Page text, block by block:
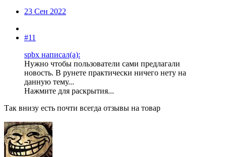
23 Сен 2022
#11
spbx написал(а):
Нужно чтобы пользователи сами предлагали
новость. В рунете практически ничего нету на
данную тему...
Нажмите для раскрытия...
Так внизу есть почти всегда отзывы на товар